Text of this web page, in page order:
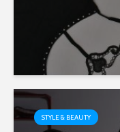
STYLE & BEAUTY